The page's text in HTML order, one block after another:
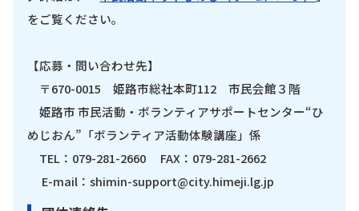
をご覧ください。
【応募・問い合わせ先】
〒670-0015 姫路市総社本町112 市民会館３階
姫路市 市民活動・ボランティアサポートセンター“ひ
めじおん”「ボランティア活動体験講座」係
TEL：079-281-2660 FAX：079-281-2662
E-mail：shimin-support@city.himeji.lg.jp